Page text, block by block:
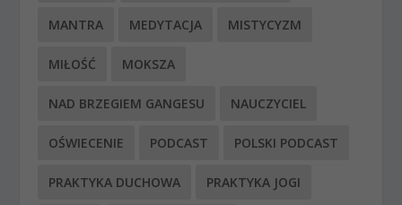
MANTRA MEDYTACJA MISTYCYZM
MIŁOŚĆ MOKSZA
NAD BRZEGIEM GANGESU NAUCZYCIEL
OŚWIECENIE PODCAST POLSKI PODCAST
PRAKTYKA DUCHOWA PRAKTYKA JOGI